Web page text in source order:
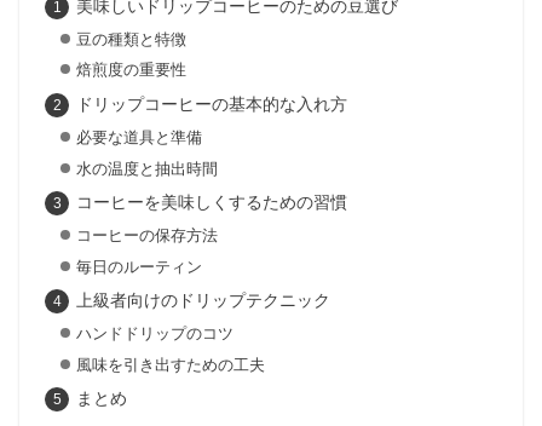
美味しいドリップコーヒーのための豆選び
豆の種類と特徴
焙煎度の重要性
ドリップコーヒーの基本的な入れ方
必要な道具と準備
水の温度と抽出時間
コーヒーを美味しくするための習慣
コーヒーの保存方法
毎日のルーティン
上級者向けのドリップテクニック
ハンドドリップのコツ
風味を引き出すための工夫
まとめ